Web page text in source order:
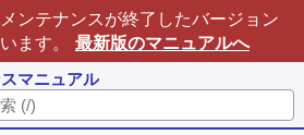
ンテナンスが終了したバージョン
ます。 最新版のマニュアルへ
マニュアル